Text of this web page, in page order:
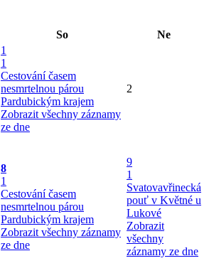
So Ne
1
1
Cestování časem
nesmrtelnou párou
Pardubickým krajem
Zobrazit všechny záznamy
ze dne
2
8
1
Cestování časem
nesmrtelnou párou
Pardubickým krajem
Zobrazit všechny záznamy
ze dne
9
1
Svatovavřinecká
pouť v Květné u
Lukové
Zobrazit
všechny
záznamy ze dne